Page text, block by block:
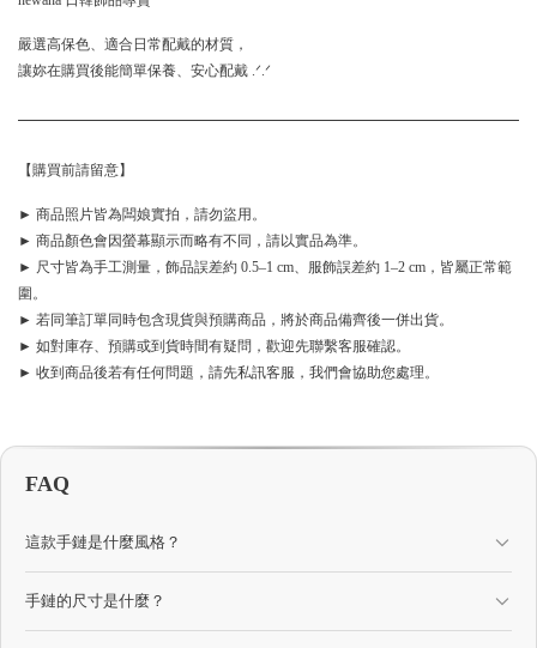
嚴選高保色、適合日常配戴的材質，
讓妳在購買後能簡單保養、安心配戴 .ᐟ.ᐟ
【購買前請留意】
► 商品照片皆為闆娘實拍，請勿盜用。
► 商品顏色會因螢幕顯示而略有不同，請以實品為準。
► 尺寸皆為手工測量，飾品誤差約 0.5–1 cm、服飾誤差約 1–2 cm，皆屬正常範
圍。
► 若同筆訂單同時包含現貨與預購商品，將於商品備齊後一併出貨。
► 如對庫存、預購或到貨時間有疑問，歡迎先聯繫客服確認。
► 收到商品後若有任何問題，請先私訊客服，我們會協助您處理。
FAQ
這款手鏈是什麼風格？
手鏈的尺寸是什麼？